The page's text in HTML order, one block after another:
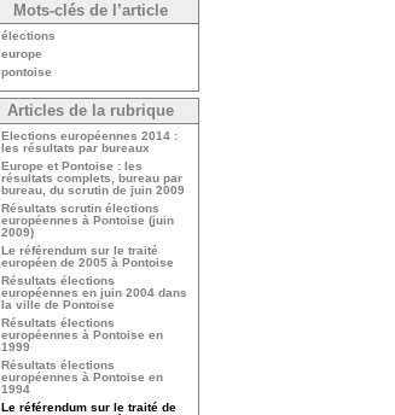
Mots-clés de l’article
élections
europe
pontoise
Articles de la rubrique
Elections européennes 2014 :
les résultats par bureaux
Europe et Pontoise : les
résultats complets, bureau par
bureau, du scrutin de juin 2009
Résultats scrutin élections
européennes à Pontoise (juin
2009)
Le référendum sur le traité
européen de 2005 à Pontoise
Résultats élections
européennes en juin 2004 dans
la ville de Pontoise
Résultats élections
européennes à Pontoise en
1999
Résultats élections
européennes à Pontoise en
1994
Le référendum sur le traité de